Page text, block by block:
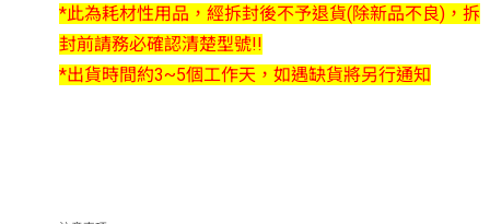
*此為耗材性用品，經拆封後不予退貨(除新品不良)，拆
封前請務必確認清楚型號!!
*出貨時間約3~5個工作天，如遇缺貨將另行通知